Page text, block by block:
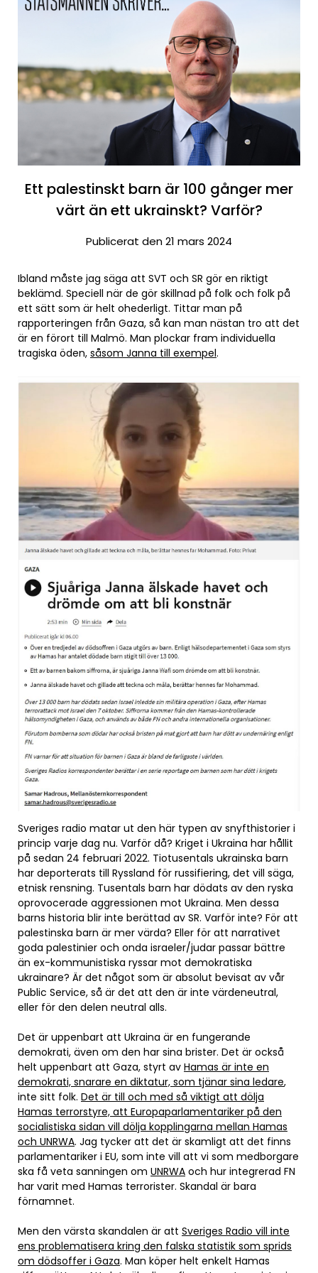
Ett palestinskt barn är 100 gånger mer
värt än ett ukrainskt? Varför?
Publicerat den 21 mars 2024
Ibland måste jag säga att SVT och SR gör en riktigt
beklämd. Speciell när de gör skillnad på folk och folk på
ett sätt som är helt ohederligt. Tittar man på
rapporteringen från Gaza, så kan man nästan tro att det
är en förort till Malmö. Man plockar fram individuella
tragiska öden, såsom Janna till exempel.
Sveriges radio matar ut den här typen av snyfthistorier i
princip varje dag nu. Varför då? Kriget i Ukraina har hållit
på sedan 24 februari 2022. Tiotusentals ukrainska barn
har deporterats till Ryssland för russifiering, det vill säga,
etnisk rensning. Tusentals barn har dödats av den ryska
oprovocerade aggressionen mot Ukraina. Men dessa
barns historia blir inte berättad av SR. Varför inte? För att
palestinska barn är mer värda? Eller för att narrativet
goda palestinier och onda israeler/judar passar bättre
än ex-kommunistiska ryssar mot demokratiska
ukrainare? Är det något som är absolut bevisat av vår
Public Service, så är det att den är inte värdeneutral,
eller för den delen neutral alls.
Det är uppenbart att Ukraina är en fungerande
demokrati, även om den har sina brister. Det är också
helt uppenbart att Gaza, styrt av Hamas är inte en
demokrati, snarare en diktatur, som tjänar sina ledare,
inte sitt folk. Det är till och med så viktigt att dölja
Hamas terrorstyre, att Europaparlamentariker på den
socialistiska sidan vill dölja kopplingarna mellan Hamas
och UNRWA. Jag tycker att det är skamligt att det finns
parlamentariker i EU, som inte vill att vi som medborgare
ska få veta sanningen om UNRWA och hur integrerad FN
har varit med Hamas terrorister. Skandal är bara
förnamnet.
Men den värsta skandalen är att Sveriges Radio vill inte
ens problematisera kring den falska statistik som sprids
om dödsoffer i Gaza. Man köper helt enkelt Hamas